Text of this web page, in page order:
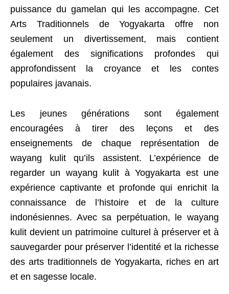
puissance du gamelan qui les accompagne. Cet
Arts Traditionnels de Yogyakarta offre non
seulement un divertissement, mais contient
également des significations profondes qui
approfondissent la croyance et les contes
populaires javanais.
Les jeunes générations sont également
encouragées à tirer des leçons et des
enseignements de chaque représentation de
wayang kulit qu’ils assistent. L’expérience de
regarder un wayang kulit à Yogyakarta est une
expérience captivante et profonde qui enrichit la
connaissance de l’histoire et de la culture
indonésiennes. Avec sa perpétuation, le wayang
kulit devient un patrimoine culturel à préserver et à
sauvegarder pour préserver l’identité et la richesse
des arts traditionnels de Yogyakarta, riches en art
et en sagesse locale.